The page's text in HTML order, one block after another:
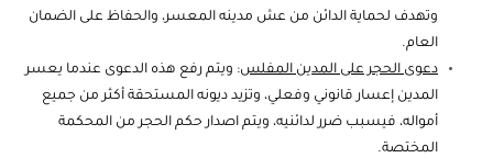
وتهدف لحماية الدائن من عش مدينه المعسر، والحفاظ على الضمان
العام.
دعوى الحجر على المدين المفلس: ويتم رفع هذه الدعوى عندما يعسر
المدين إعسار قانوني وفعلي، وتزيد ديونه المستحقة أكثر من جميع
أمواله، فيسبب ضرر لدائنيه، ويتم اصدار حكم الحجر من المحكمة
المختصة.